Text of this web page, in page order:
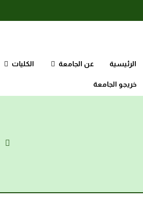
الرئيسية عن الجامعة الكليات
خريجو الجامعة